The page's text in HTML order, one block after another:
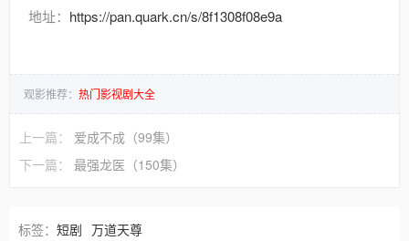
地址： https://pan.quark.cn/s/8f1308f08e9a
观影推荐： 热门影视剧大全
上一篇： 爱成不成（99集）
下一篇： 最强龙医（150集）
标签： 短剧 万道天尊